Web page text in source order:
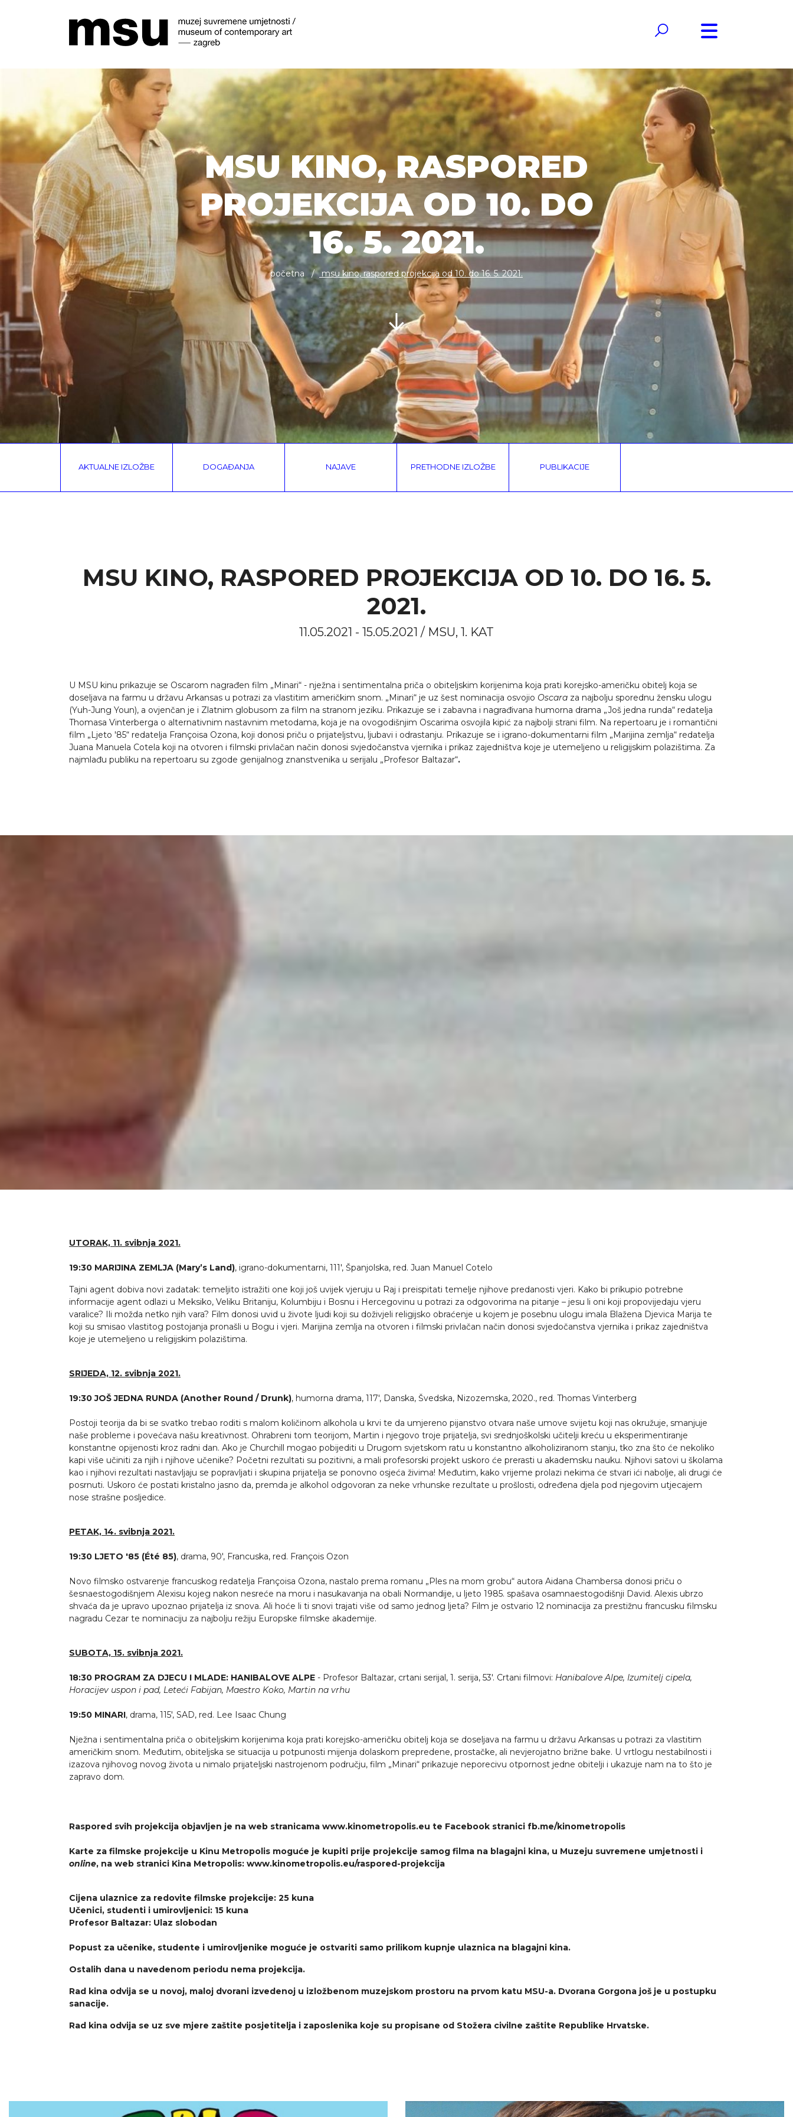
MSU KINO, RASPORED
PROJEKCIJA OD 10. DO
16. 5. 2021.
početna msu kino, raspored projekcija od 10. do 16. 5. 2021.
AKTUALNE IZLOŽBE DOGAĐANJA NAJAVE PRETHODNE IZLOŽBE PUBLIKACIJE
MSU KINO, RASPORED PROJEKCIJA OD 10. DO 16. 5.
2021.
11.05.2021 - 15.05.2021 / MSU, 1. KAT
U MSU kinu prikazuje se Oscarom nagrađen film „Minari“ - nježna i sentimentalna priča o obiteljskim korijenima koja prati korejsko-američku obitelj koja se
doseljava na farmu u državu Arkansas u potrazi za vlastitim američkim snom. „Minari“ je uz šest nominacija osvojio Oscara za najbolju sporednu žensku ulogu
(Yuh-Jung Youn), a ovjenčan je i Zlatnim globusom za film na stranom jeziku. Prikazuje se i zabavna i nagrađivana humorna drama „Još jedna runda“ redatelja
Thomasa Vinterberga o alternativnim nastavnim metodama, koja je na ovogodišnjim Oscarima osvojila kipić za najbolji strani film. Na repertoaru je i romantični
film „Ljeto '85“ redatelja Françoisa Ozona, koji donosi priču o prijateljstvu, ljubavi i odrastanju. Prikazuje se i igrano-dokumentarni film „Marijina zemlja“ redatelja
Juana Manuela Cotela koji na otvoren i filmski privlačan način donosi svjedočanstva vjernika i prikaz zajedništva koje je utemeljeno u religijskim polazištima. Za
najmlađu publiku na repertoaru su zgode genijalnog znanstvenika u serijalu „Profesor Baltazar“.
UTORAK, 11. svibnja 2021.
19:30 MARIJINA ZEMLJA (Mary’s Land), igrano-dokumentarni, 111′, Španjolska, red. Juan Manuel Cotelo
Tajni agent dobiva novi zadatak: temeljito istražiti one koji još uvijek vjeruju u Raj i preispitati temelje njihove predanosti vjeri. Kako bi prikupio potrebne
informacije agent odlazi u Meksiko, Veliku Britaniju, Kolumbiju i Bosnu i Hercegovinu u potrazi za odgovorima na pitanje – jesu li oni koji propovijedaju vjeru
varalice? Ili možda netko njih vara? Film donosi uvid u živote ljudi koji su doživjeli religijsko obraćenje u kojem je posebnu ulogu imala Blažena Djevica Marija te
koji su smisao vlastitog postojanja pronašli u Bogu i vjeri. Marijina zemlja na otvoren i filmski privlačan način donosi svjedočanstva vjernika i prikaz zajedništva
koje je utemeljeno u religijskim polazištima.
SRIJEDA, 12. svibnja 2021.
19:30 JOŠ JEDNA RUNDA (Another Round / Drunk), humorna drama, 117′, Danska, Švedska, Nizozemska, 2020., red. Thomas Vinterberg
Postoji teorija da bi se svatko trebao roditi s malom količinom alkohola u krvi te da umjereno pijanstvo otvara naše umove svijetu koji nas okružuje, smanjuje
naše probleme i povećava našu kreativnost. Ohrabreni tom teorijom, Martin i njegovo troje prijatelja, svi srednjoškolski učitelji kreću u eksperimentiranje
konstantne opijenosti kroz radni dan. Ako je Churchill mogao pobijediti u Drugom svjetskom ratu u konstantno alkoholiziranom stanju, tko zna što će nekoliko
kapi više učiniti za njih i njihove učenike? Početni rezultati su pozitivni, a mali profesorski projekt uskoro će prerasti u akademsku nauku. Njihovi satovi u školama
kao i njihovi rezultati nastavljaju se popravljati i skupina prijatelja se ponovno osjeća živima! Međutim, kako vrijeme prolazi nekima će stvari ići nabolje, ali drugi će
posrnuti. Uskoro će postati kristalno jasno da, premda je alkohol odgovoran za neke vrhunske rezultate u prošlosti, određena djela pod njegovim utjecajem
nose strašne posljedice.
PETAK, 14. svibnja 2021.
19:30 LJETO '85 (Été 85), drama, 90', Francuska, red. François Ozon
Novo filmsko ostvarenje francuskog redatelja Françoisa Ozona, nastalo prema romanu „Ples na mom grobu“ autora Aidana Chambersa donosi priču o
šesnaestogodišnjem Alexisu kojeg nakon nesreće na moru i nasukavanja na obali Normandije, u ljeto 1985. spašava osamnaestogodišnji David. Alexis ubrzo
shvaća da je upravo upoznao prijatelja iz snova. Ali hoće li ti snovi trajati više od samo jednog ljeta? Film je ostvario 12 nominacija za prestižnu francusku filmsku
nagradu Cezar te nominaciju za najbolju režiju Europske filmske akademije.
SUBOTA, 15. svibnja 2021.
18:30 PROGRAM ZA DJECU I MLADE: HANIBALOVE ALPE - Profesor Baltazar, crtani serijal, 1. serija, 53'. Crtani filmovi: Hanibalove Alpe, Izumitelj cipela,
Horacijev uspon i pad, Leteći Fabijan, Maestro Koko, Martin na vrhu
19:50 MINARI, drama, 115', SAD, red. Lee Isaac Chung
Nježna i sentimentalna priča o obiteljskim korijenima koja prati korejsko-američku obitelj koja se doseljava na farmu u državu Arkansas u potrazi za vlastitim
američkim snom. Međutim, obiteljska se situacija u potpunosti mijenja dolaskom prepredene, prostačke, ali nevjerojatno brižne bake. U vrtlogu nestabilnosti i
izazova njihovog novog života u nimalo prijateljski nastrojenom području, film „Minari“ prikazuje neporecivu otpornost jedne obitelji i ukazuje nam na to što je
zapravo dom.
Raspored svih projekcija objavljen je na web stranicama www.kinometropolis.eu te Facebook stranici fb.me/kinometropolis
Karte za filmske projekcije u Kinu Metropolis moguće je kupiti prije projekcije samog filma na blagajni kina, u Muzeju suvremene umjetnosti i
online, na web stranici Kina Metropolis: www.kinometropolis.eu/raspored-projekcija
Cijena ulaznice za redovite filmske projekcije: 25 kuna
Učenici, studenti i umirovljenici: 15 kuna
Profesor Baltazar: Ulaz slobodan
Popust za učenike, studente i umirovljenike moguće je ostvariti samo prilikom kupnje ulaznica na blagajni kina.
Ostalih dana u navedenom periodu nema projekcija.
Rad kina odvija se u novoj, maloj dvorani izvedenoj u izložbenom muzejskom prostoru na prvom katu MSU-a. Dvorana Gorgona još je u postupku
sanacije.
Rad kina odvija se uz sve mjere zaštite posjetitelja i zaposlenika koje su propisane od Stožera civilne zaštite Republike Hrvatske.